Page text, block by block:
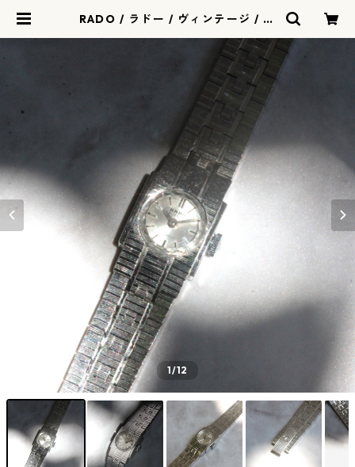
RADO / ラドー / ヴィンテージ / 手
リリアルロン - ririalerond | ヴィ
ンテージウォッチ 時計店
1/12